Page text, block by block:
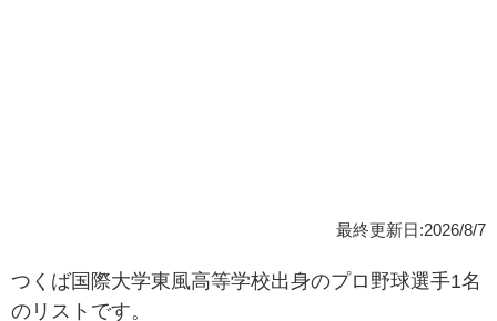
最終更新日:2026/8/7
つくば国際大学東風高等学校出身のプロ野球選手1名
のリストです。